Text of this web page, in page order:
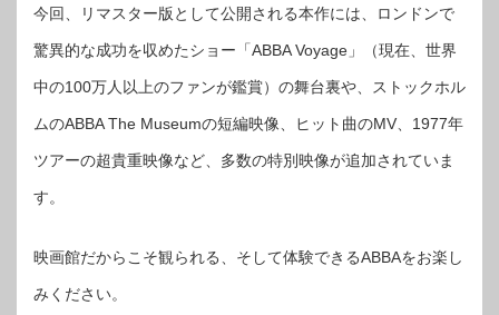
今回、リマスター版として公開される本作には、ロンドンで
驚異的な成功を収めたショー「ABBA Voyage」（現在、世界
中の100万人以上のファンが鑑賞）の舞台裏や、ストックホル
ムのABBA The Museumの短編映像、ヒット曲のMV、1977年
ツアーの超貴重映像など、多数の特別映像が追加されていま
す。
映画館だからこそ観られる、そして体験できるABBAをお楽し
みください。